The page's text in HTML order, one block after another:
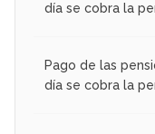
día se cobra la
Pago de las
día se cobra la